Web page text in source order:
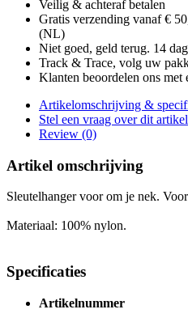
Veilig & achteraf betalen
Gratis verzending vanaf €
(NL)
Niet goed, geld terug. 14
Track & Trace, volg uw
Klanten beoordelen ons met
Artikelomschrijving &
Stel een vraag over dit artikel
Review (0)
Artikel omschrijving
Sleutelhanger voor om je nek.
Materiaal: 100% nylon.
Specificaties
Artikelnummer